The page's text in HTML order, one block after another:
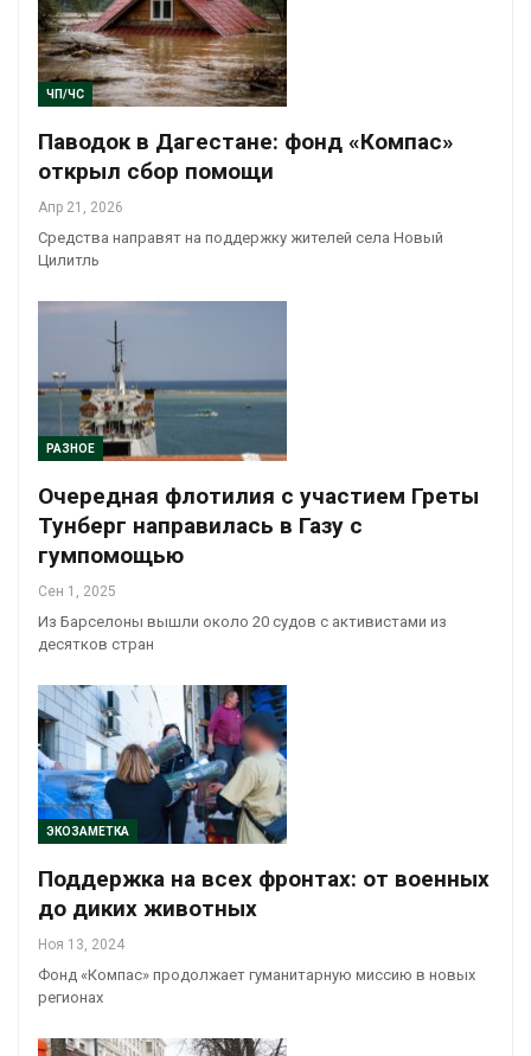
ЧП/ЧС
Паводок в Дагестане: фонд «Компас»
открыл сбор помощи
Апр 21, 2026
Средства направят на поддержку жителей села Новый
Цилитль
РАЗНОЕ
Очередная флотилия с участием Греты
Тунберг направилась в Газу с
гумпомощью
Сен 1, 2025
Из Барселоны вышли около 20 судов с активистами из
десятков стран
ЭКОЗАМЕТКА
Поддержка на всех фронтах: от военных
до диких животных
Ноя 13, 2024
Фонд «Компас» продолжает гуманитарную миссию в новых
регионах